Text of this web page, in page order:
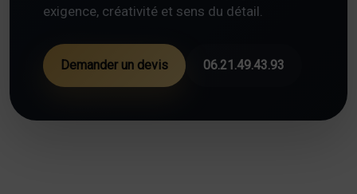
exigence, créativité et sens du détail.
Demander un devis 06.21.49.43.93